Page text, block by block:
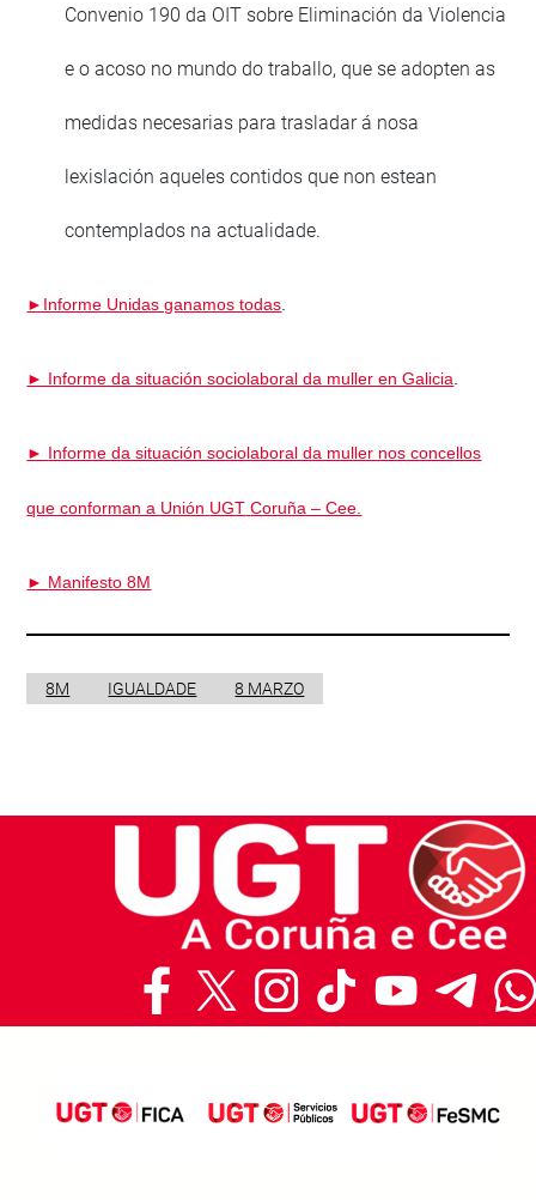
Convenio 190 da OIT sobre Eliminación da Violencia
e o acoso no mundo do traballo, que se adopten as
medidas necesarias para trasladar á nosa
lexislación aqueles contidos que non estean
contemplados na actualidade.
►Informe Unidas ganamos todas
► Informe da situación sociolaboral da muller en Galicia
► Informe da situación sociolaboral da muller nos concellos
que conforman a Unión UGT Coruña – Cee.
► Manifesto 8M
8M IGUALDADE 8 MARZO